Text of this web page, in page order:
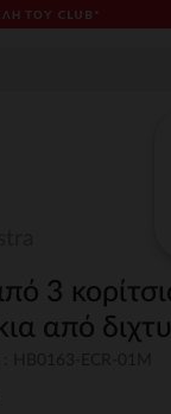
ΤΟΥ CLUB*
3
από